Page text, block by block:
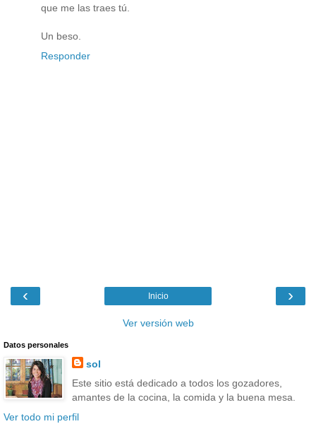
que me las traes tú.
Un beso.
Responder
‹ ›
Inicio
Ver versión web
Datos personales
sol
Este sitio está dedicado a todos los gozadores,
amantes de la cocina, la comida y la buena mesa.
Ver todo mi perfil